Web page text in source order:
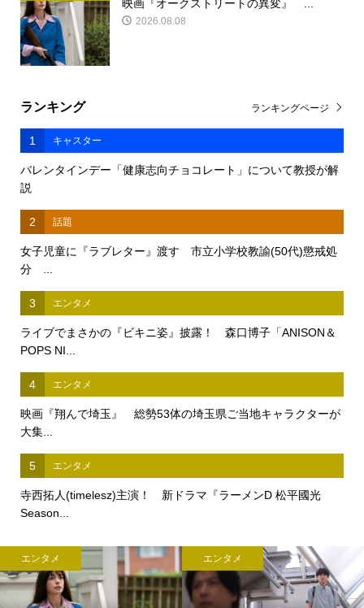
映画『オークストリートの異変』 ...
2026.08.08
ランキング
1 キャスター
バレンタインデー「健康志向チョコレート」について教授が解
説
2 話題
女子児童に『ラブレター』渡す 市立小学校教諭(50代)懲戒処
分 ...
3 エンタメ
ライブでまさかの『ビキニ姿』披露！ 森口博子「ANISON＆
POPS NI...
4 エンタメ
映画『翔んで埼玉』 総勢53体の埼玉県ご当地キャラクターが
大集...
5 エンタメ
寺西拓人(timelesz)主演！ 新ドラマ『ラーメンD 松平國光
Season...
ランキングページ
エンタメ エンタメ